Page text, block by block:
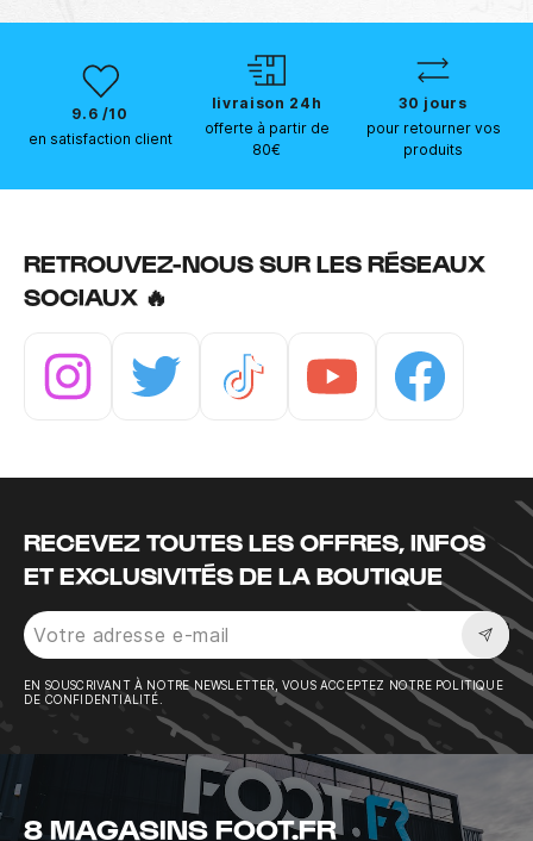
9.6 /10
en satisfaction client
livraison 24h
offerte à partir de
80€
30 jours
pour retourner vos
produits
RETROUVEZ-NOUS SUR LES RÉSEAUX
SOCIAUX 🔥
RECEVEZ TOUTES LES OFFRES, INFOS
ET EXCLUSIVITÉS DE LA BOUTIQUE
EN SOUSCRIVANT À NOTRE NEWSLETTER, VOUS ACCEPTEZ NOTRE POLITIQUE
DE CONFIDENTIALITÉ.
8 MAGASINS FOOT.FR